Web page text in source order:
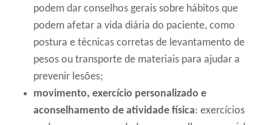
podem dar conselhos gerais sobre hábitos que
podem afetar a vida diária do paciente, como
postura e técnicas corretas de levantamento de
pesos ou transporte de materiais para ajudar a
prevenir lesões;
movimento, exercício personalizado e
aconselhamento de atividade física: exercícios